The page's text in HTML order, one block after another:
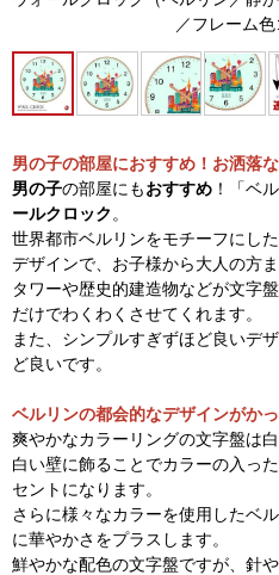
／フレーム色
男の子の部屋におすすめ！お洒落
男の子の部屋にもおすすめ ！「ベ
ールクロック 。
世界都市ベルリンをモチーフにし
デザインで、お子様から大人の方
タワーや歴史的建造物などが文字
だけでわくわくさせてくれます。
また、シンプルすぎずほど良いデ
ど良いです。
ベルリンの都会的なデザインがか
爽やかなカラーリングの文字盤は
白い壁に飾ることでカラーの入っ
セントになります。
さらに様々なカラーを使用したベ
に華やかさをプラスします。
鮮やかな配色の文字盤ですが、針